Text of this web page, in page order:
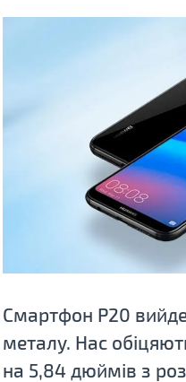
Смартфон P20 вийде
металу. Нас
на 5,84 дюймів з